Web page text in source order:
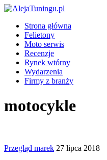
Strona główna
Felietony
Moto serwis
Recenzje
Rynek wtórny
Wydarzenia
Firmy z branży
motocykle
Przegląd marek 27 lipca 2018